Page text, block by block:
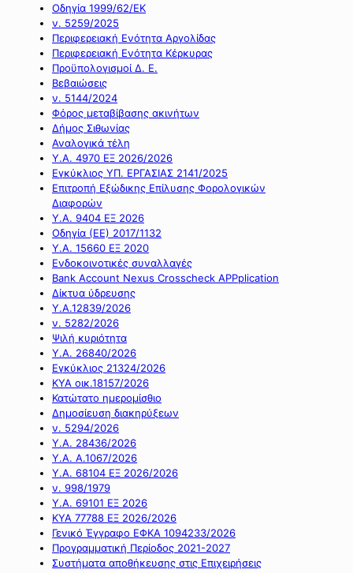
Οδηγία 1999/62/ΕΚ
ν. 5259/2025
Περιφερειακή Ενότητα Αργολίδας
Περιφερειακή Ενότητα Κέρκυρας
Προϋπολογισμοί Δ. Ε.
Βεβαιώσεις
ν. 5144/2024
Φόρος μεταβίβασης ακινήτων
Δήμος Σιθωνίας
Αναλογικά τέλη
Υ.Α. 4970 ΕΞ 2026/2026
Εγκύκλιος ΥΠ. ΕΡΓΑΣΙΑΣ 2141/2025
Επιτροπή Εξώδικης Επίλυσης Φορολογικών
Διαφορών
Υ.Α. 9404 ΕΞ 2026
Οδηγία (ΕΕ) 2017/1132
Υ.Α. 15660 ΕΞ 2020
Ενδοκοινοτικές συναλλαγές
Bank Account Nexus Crosscheck APPplication
Δίκτυα ύδρευσης
Υ.Α.12839/2026
ν. 5282/2026
Ψιλή κυριότητα
Υ.Α. 26840/2026
Εγκύκλιος 21324/2026
ΚΥΑ οικ.18157/2026
Κατώτατο ημερομίσθιο
Δημοσίευση διακηρύξεων
ν. 5294/2026
Υ.Α. 28436/2026
Υ.Α. Α.1067/2026
Υ.Α. 68104 ΕΞ 2026/2026
ν. 998/1979
Υ.Α. 69101 ΕΞ 2026
ΚΥΑ 77788 ΕΞ 2026/2026
Γενικό Έγγραφο ΕΦΚΑ 1094233/2026
Προγραμματική Περίοδος 2021-2027
Συστήματα αποθήκευσης στις Επιχειρήσεις